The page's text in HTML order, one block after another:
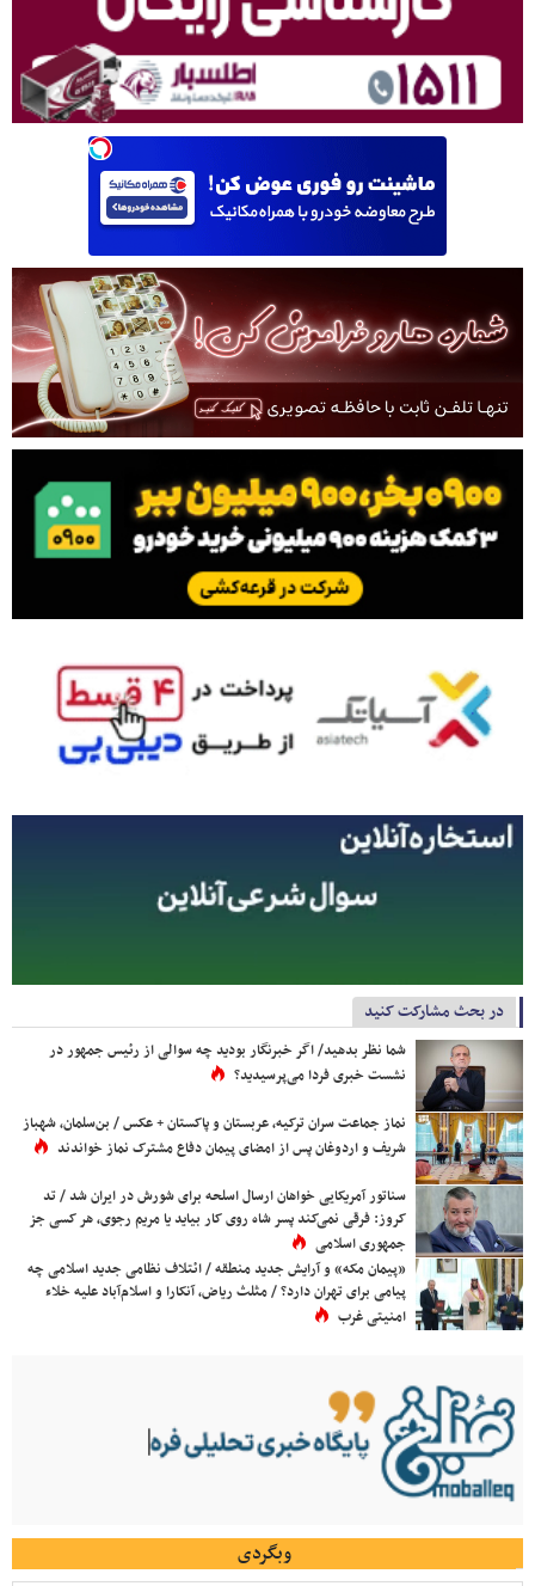
در بحث مشارکت کنید
شما نظر بدهید/ اگر خبرنگار بودید چه سوالی از رئیس جمهور در
نشست خبری فردا می‌پرسیدید؟
نماز جماعت سران ترکیه، عربستان و پاکستان + عکس / بن‌سلمان، شهباز
شریف و اردوغان پس از امضای پیمان دفاع مشترک نماز خواندند
سناتور آمریکایی خواهان ارسال اسلحه برای شورش در ایران شد / تد
کروز: فرقی نمی‌کند پسر شاه روی کار بیاید یا مریم رجوی، هر کسی جز
جمهوری اسلامی
«پیمان مکه» و آرایش جدید منطقه / ائتلاف نظامی جدید اسلامی چه
پیامی برای تهران دارد؟ / مثلث ریاض، آنکارا و اسلام‌آباد علیه خلاء
امنیتی غرب
وبگردی